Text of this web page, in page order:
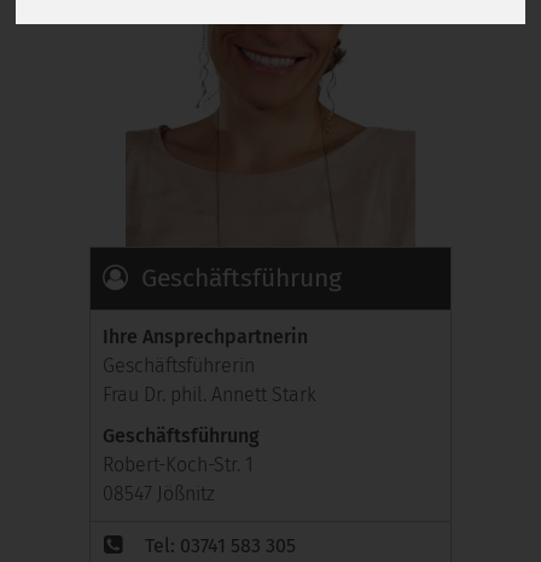
Geschäftsführung
Ihre Ansprechpartnerin
Geschäftsführerin
Frau Dr. phil. Annett Stark
Geschäftsführung
Robert-Koch-Str. 1
08547 Jößnitz
Tel: 03741 583 305